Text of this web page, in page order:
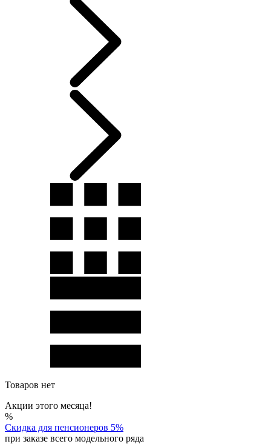
Товаров нет
Акции этого месяца!
%
Скидка для пенсионеров 5%
при заказе всего модельного ряда